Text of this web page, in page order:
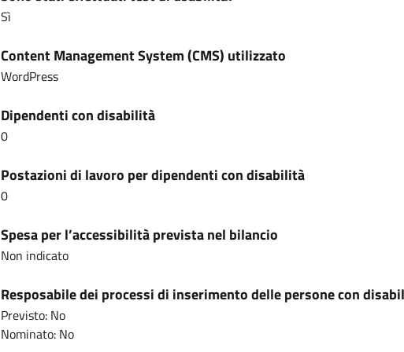
Sì
Content Management System (CMS) utilizzato
WordPress
Dipendenti con disabilità
0
Postazioni di lavoro per dipendenti con disabilità
0
Spesa per l’accessibilità prevista nel bilancio
Non indicato
Resposabile dei processi di inserimento delle persone con
Previsto: No
Nominato: No